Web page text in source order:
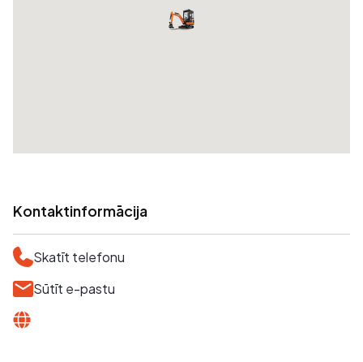
Kontaktinformācija
Skatīt telefonu
Sūtīt e-pastu